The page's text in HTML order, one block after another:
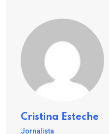
Cristina Esteche
Jornalista